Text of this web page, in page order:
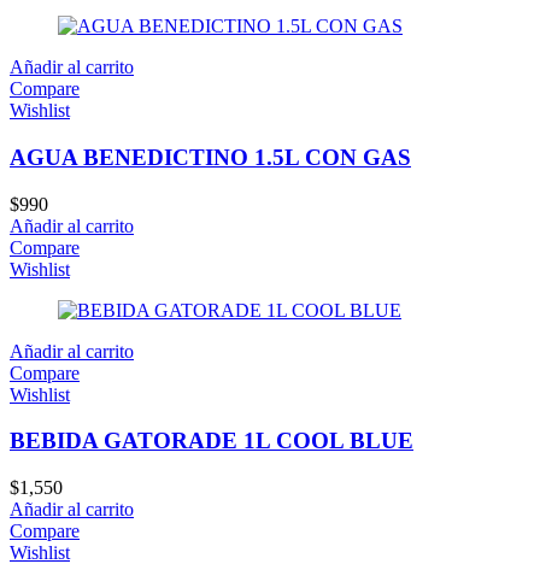
Añadir al carrito
Compare
Wishlist
AGUA BENEDICTINO 1.5L CON GAS
$990
Añadir al carrito
Compare
Wishlist
Añadir al carrito
Compare
Wishlist
BEBIDA GATORADE 1L COOL BLUE
$1,550
Añadir al carrito
Compare
Wishlist